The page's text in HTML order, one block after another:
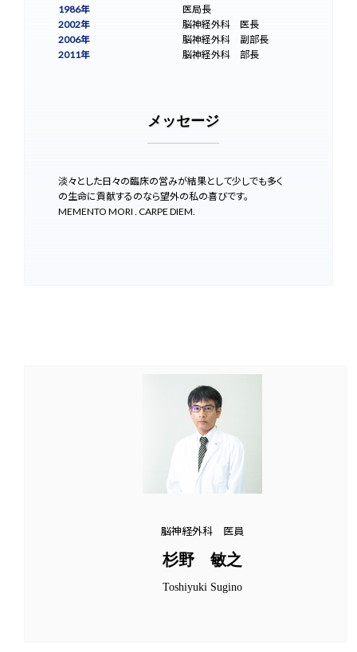
1986年
医局長
2002年
脳神経外科 医長
2006年
脳神経外科 副部長
2011年
脳神経外科 部長
メッセージ
淡々とした日々の臨床の営みが結果として少しでも多く
の生命に貢献するのなら望外の私の喜びです。
MEMENTO MORI . CARPE DIEM.
脳神経外科 医員
杉野 敏之
Toshiyuki Sugino